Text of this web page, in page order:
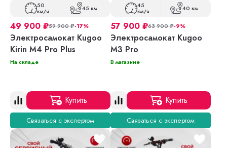
50
км/ч 45 км
49 900 ₽59 900₽-17%
Электросамокат Kugoo
Kirin M4 Pro Plus
На складе
Купить
Связаться с экспертом
45
км/ч 40 км
57 900 ₽63 900₽-9%
Электросамокат Kugoo
M3 Pro
В магазине
Купить
Связаться с экспертом